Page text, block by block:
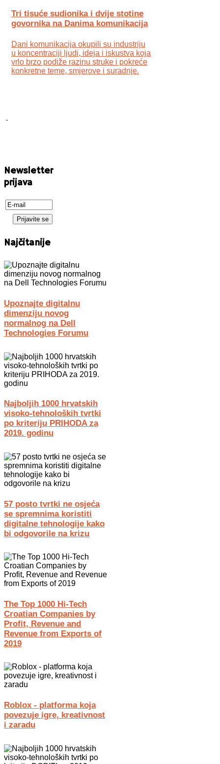
Tri tisuće sudionika i dvije stotine
govornika na Danima komunikacija
Dani komunikacija okupili su industriju
u koncentraciji ljudi, ideja i iskustva koja
vrlo brzo podiže razinu struke i pokreće
konkretne teme, smjerove i suradnje.
.
Newsletter
prijava
Najčitanije
Upoznajte digitalnu
dimenziju novog
normalnog na Dell
Technologies Forumu
Najboljih 1000 hrvatskih
visoko-tehnoloških tvrtki
po kriteriju PRIHODA za
2019. godinu
57 posto tvrtki ne osjeća
se spremnima koristiti
digitalne tehnologije kako
bi odgovorile na krizu
The Top 1000 Hi-Tech
Croatian Companies by
Profit, Revenue and
Revenue from Exports of
2019
Roblox - platforma koja
povezuje igre, kreativnost
i zaradu